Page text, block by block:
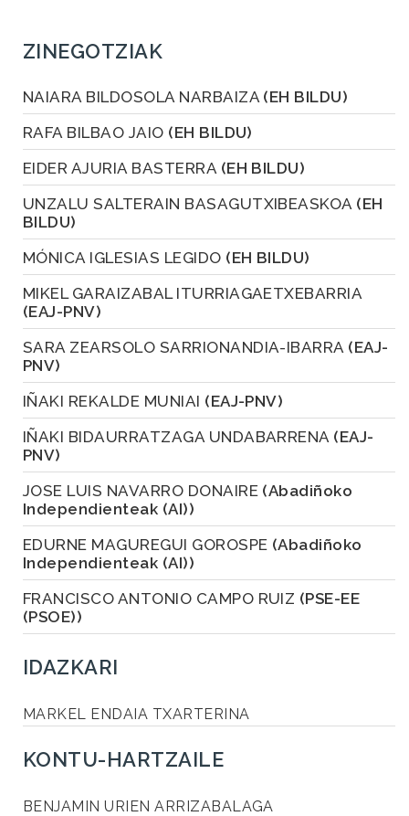
ZINEGOTZIAK
NAIARA BILDOSOLA NARBAIZA (EH BILDU)
RAFA BILBAO JAIO (EH BILDU)
EIDER AJURIA BASTERRA (EH BILDU)
UNZALU SALTERAIN BASAGUTXIBEASKOA (EH
BILDU)
MÓNICA IGLESIAS LEGIDO (EH BILDU)
MIKEL GARAIZABAL ITURRIAGAETXEBARRIA
(EAJ-PNV)
SARA ZEARSOLO SARRIONANDIA-IBARRA (EAJ-
PNV)
IÑAKI REKALDE MUNIAI (EAJ-PNV)
IÑAKI BIDAURRATZAGA UNDABARRENA (EAJ-
PNV)
JOSE LUIS NAVARRO DONAIRE (Abadiñoko
Independienteak (AI))
EDURNE MAGUREGUI GOROSPE (Abadiñoko
Independienteak (AI))
FRANCISCO ANTONIO CAMPO RUIZ (PSE-EE
(PSOE))
IDAZKARI
MARKEL ENDAIA TXARTERINA
KONTU-HARTZAILE
BENJAMIN URIEN ARRIZABALAGA